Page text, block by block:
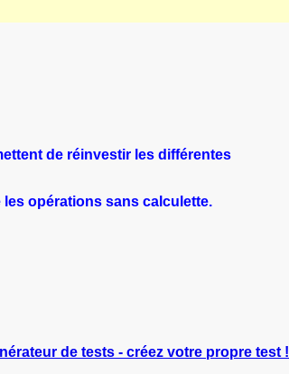
de réinvestir les différentes
opérations sans calculette.
de tests - créez votre propre test !